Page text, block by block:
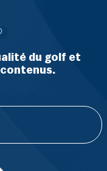
du golf et